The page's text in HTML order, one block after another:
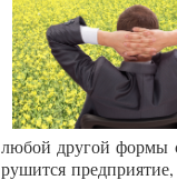
любой другой формы
рушится